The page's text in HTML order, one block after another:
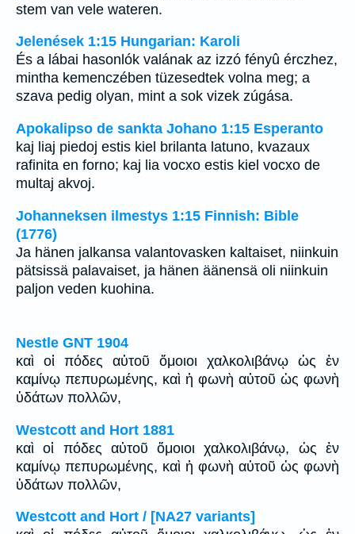
stem van vele wateren.
Jelenések 1:15 Hungarian: Karoli
És a lábai hasonlók valának az izzó fényû érczhez,
mintha kemenczében tüzesedtek volna meg; a
szava pedig olyan, mint a sok vizek zúgása.
Apokalipso de sankta Johano 1:15 Esperanto
kaj liaj piedoj estis kiel brilanta latuno, kvazaux
rafinita en forno; kaj lia vocxo estis kiel vocxo de
multaj akvoj.
Johanneksen ilmestys 1:15 Finnish: Bible
(1776)
Ja hänen jalkansa valantovasken kaltaiset, niinkuin
pätsissä palavaiset, ja hänen äänensä oli niinkuin
paljon veden kuohina.
Nestle GNT 1904
καὶ οἱ πόδες αὐτοῦ ὅμοιοι χαλκολιβάνῳ ὡς ἐν
καμίνῳ πεπυρωμένης, καὶ ἡ φωνὴ αὐτοῦ ὡς φωνὴ
ὑδάτων πολλῶν,
Westcott and Hort 1881
καὶ οἱ πόδες αὐτοῦ ὅμοιοι χαλκολιβάνῳ, ὡς ἐν
καμίνῳ πεπυρωμένης, καὶ ἡ φωνὴ αὐτοῦ ὡς φωνὴ
ὑδάτων πολλῶν,
Westcott and Hort / [NA27 variants]